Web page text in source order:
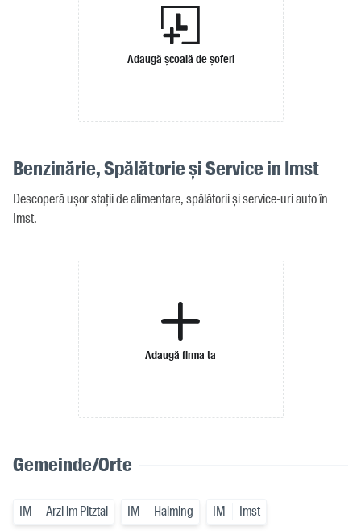
Adaugă școală de șoferi
Benzinărie, Spălătorie și Service in Imst
Descoperă ușor stații de alimentare, spălătorii și service-uri auto în
Imst.
Adaugă firma ta
Gemeinde/Orte
IM Arzl im Pitztal IM Haiming IM Imst